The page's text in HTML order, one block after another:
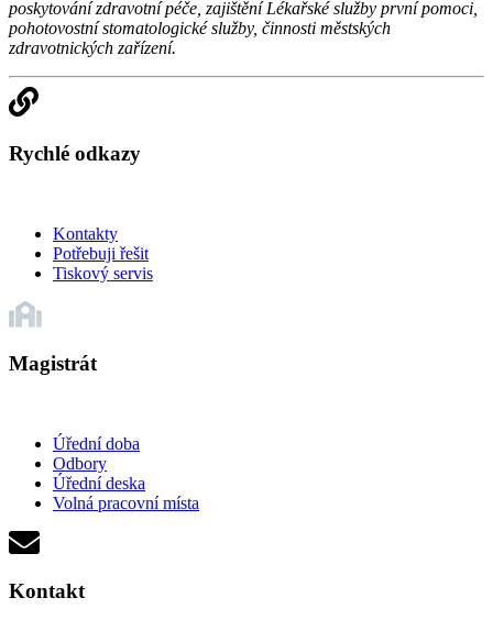
poskytování zdravotní péče, zajištění Lékařské služby první pomoci,
pohotovostní stomatologické služby, činnosti městských
zdravotnických zařízení.
Rychlé odkazy
Kontakty
Potřebuji řešit
Tiskový servis
Magistrát
Úřední doba
Odbory
Úřední deska
Volná pracovní místa
Kontakt